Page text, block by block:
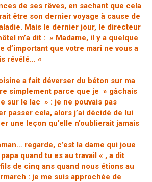
de ses rêves, en sachant que cela
être son dernier voyage à cause de
Mais le dernier jour, le directeur
m’a dit : » Madame, il y a quelque
d’important que votre mari ne vous a
révélé… «
a fait déverser du béton sur ma
simplement parce que je » gâchais
sur le lac » : je ne pouvais pas
passer cela, alors j’ai décidé de lui
une leçon qu’elle n’oublierait jamais
regarde, c’est la dame qui joue
quand tu es au travail « , a dit
de cinq ans quand nous étions au
: je me suis approchée de